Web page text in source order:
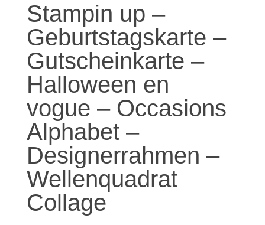
Stampin up –
Geburtstagskarte –
Gutscheinkarte –
Halloween en
vogue – Occasions
Alphabet –
Designerrahmen –
Wellenquadrat
Collage